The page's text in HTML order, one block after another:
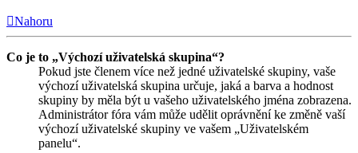
Nahoru
Co je to „Výchozí uživatelská skupina“?
Pokud jste členem více než jedné uživatelské skupiny, vaše
výchozí uživatelská skupina určuje, jaká a barva a hodnost
skupiny by měla být u vašeho uživatelského jména zobrazena.
Administrátor fóra vám může udělit oprávnění ke změně vaší
výchozí uživatelské skupiny ve vašem „Uživatelském
panelu“.